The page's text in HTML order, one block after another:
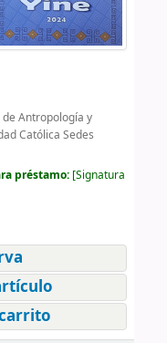
Antropología y
Católica Sedes
préstamo: Signatura